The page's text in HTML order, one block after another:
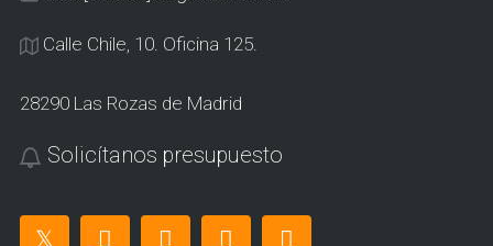
Calle Chile, 10. Oficina 125.
28290 Las Rozas de Madrid
Solicítanos presupuesto